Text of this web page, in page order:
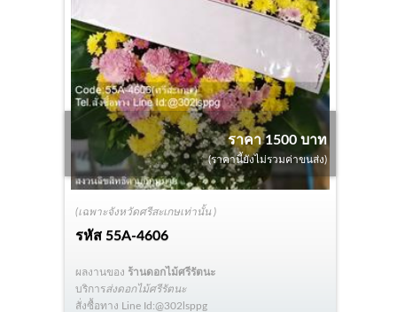
(เฉพาะจังหวัดศรีสะเกษเท่านั้น )
รหัส55A-4606
ราคา 1500 บาท
(ราคานี้ยังไม่รวมค่าขนส่ง)
ผลงานของ ร้านดอกไม้ศรีรัตนะ
บริการส่งดอกไม้ศรีรัตนะ
สั่งซื้อทาง Line Id:@302lsppg